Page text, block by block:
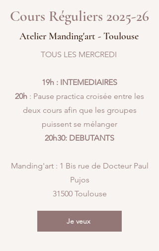
Cours Réguliers 2025-26
Atelier Manding'art - Toulouse
TOUS LES MERCREDI
19h : INTEMEDIAIRES
20h : Pause practica croisée entre les
deux cours afin que les groupes
puissent se mélanger
20h30: DEBUTANTS
Manding'art : 1 Bis rue de Docteur Paul
Pujos
31500 Toulouse
Je veux